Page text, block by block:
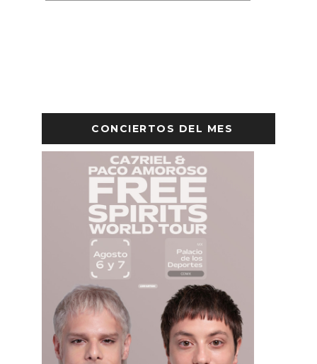
CONCIERTOS DEL MES